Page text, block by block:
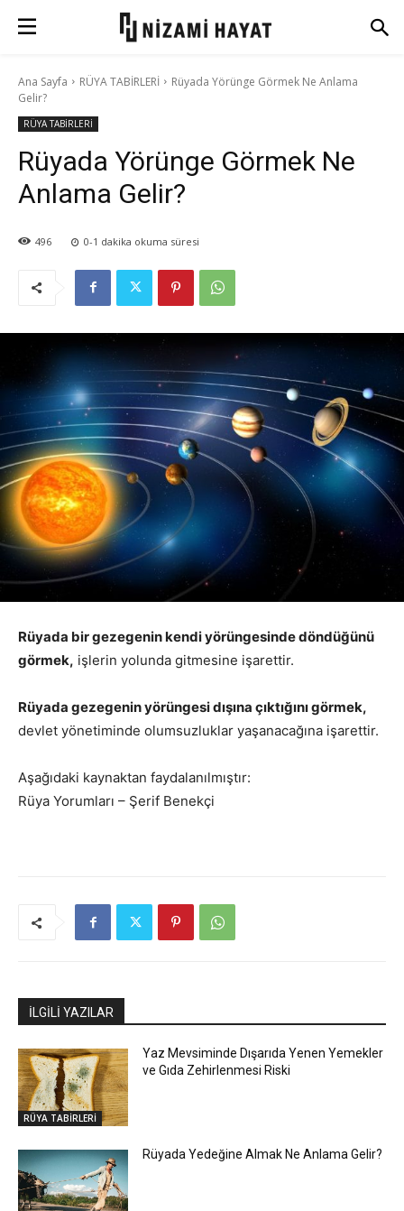
Ana Sayfa RÜYA TABİRLERİ
Rüyada Yörünge Görmek Ne Anlama
Gelir?
RÜYA TABİRLERİ
Rüyada Yörünge Görmek Ne
Anlama Gelir?
496 0-1 dakika okuma süresi
Rüyada bir gezegenin kendi yörüngesinde döndüğünü
görmek, işlerin yolunda gitmesine işarettir.
Rüyada gezegenin yörüngesi dışına çıktığını görmek,
devlet yönetiminde olumsuzluklar yaşanacağına işarettir.
Aşağıdaki kaynaktan faydalanılmıştır:
Rüya Yorumları – Şerif Benekçi
İLGİLİ YAZILAR
RÜYA TABİRLERİ
Yaz Mevsiminde Dışarıda Yenen Yemekler
ve Gıda Zehirlenmesi Riski
Rüyada Yedeğine Almak Ne Anlama Gelir?